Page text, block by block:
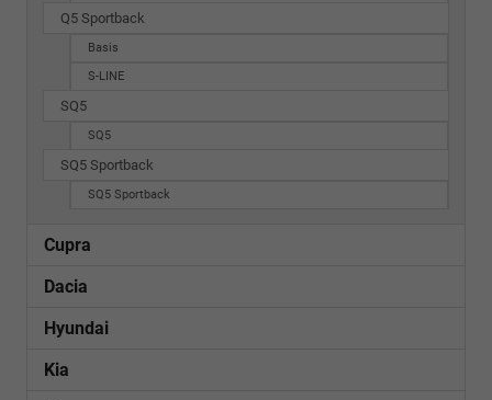
Q5 Sportback
Basis
S-LINE
SQ5
SQ5
SQ5 Sportback
SQ5 Sportback
Cupra
Dacia
Hyundai
Kia